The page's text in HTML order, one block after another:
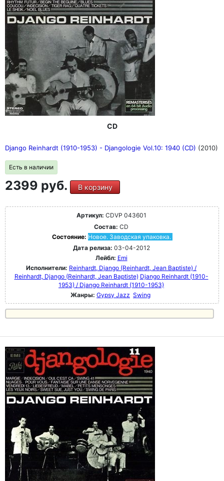
CD
Django Reinhardt (1910-1953) - Djangologie Vol.10: 1940 (CD) (2010)
Есть в наличии
2399 руб. В корзину
Артикул: CDVP 043601
Состав: CD
Состояние: Новое. Заводская упаковка.
Дата релиза: 03-04-2012
Лейбл: Emi
Исполнители: Reinhardt, Django (Reinhardt, Jean Baptiste) /
Reinhardt, Django (Reinhardt, Jean Baptiste) Django Reinhardt (1910-
1953) / Django Reinhardt (1910-1953)
Жанры: Gypsy Jazz Swing